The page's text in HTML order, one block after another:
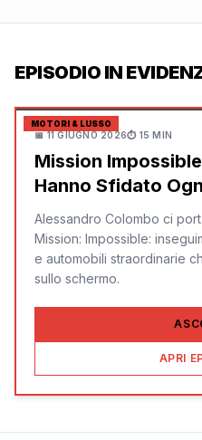
EPISODIO IN
MOTORI & LUSSO
📅11 GIUGNO 2026⏱ 15 MIN
Mission
Hanno Sfidato
Alessandro Colombo ci
Mission: Impossible:
e automobili straordinarie
sullo schermo.
APRI